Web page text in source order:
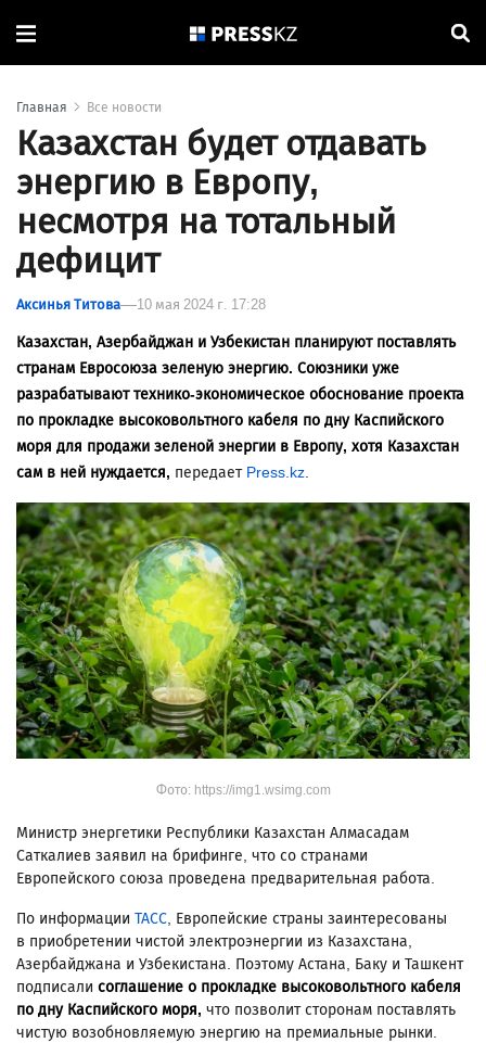
Главная Все новости
Казахстан будет отдавать
энергию в Европу,
несмотря на тотальный
дефицит
Аксинья Титова 10 мая 2024 г. 17:28
Казахстан, Азербайджан и Узбекистан планируют поставлять
странам Евросоюза зеленую энергию. Союзники уже
разрабатывают технико-экономическое обоснование проекта
по прокладке высоковольтного кабеля по дну Каспийского
моря для продажи зеленой энергии в Европу, хотя Казахстан
сам в ней нуждается, передает Press.kz.
Фото: https://img1.wsimg.com
Министр энергетики Республики Казахстан Алмасадам
Саткалиев заявил на брифинге, что со странами
Европейского союза проведена предварительная работа.
По информации ТАСС, Европейские страны заинтересованы
в приобретении чистой электроэнергии из Казахстана,
Азербайджана и Узбекистана. Поэтому Астана, Баку и Ташкент
подписали соглашение о прокладке высоковольтного кабеля
по дну Каспийского моря, что позволит сторонам поставлять
чистую возобновляемую энергию на премиальные рынки.